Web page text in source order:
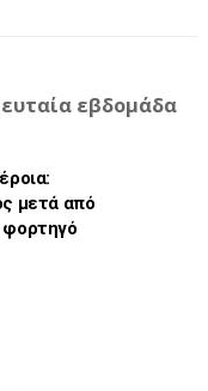
εβδομάδα
μετά από